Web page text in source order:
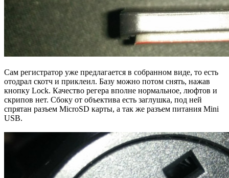
Сам регистратор уже предлагается в собранном виде, то есть
отодрал скотч и приклеил. Базу можно потом снять, нажав
кнопку Lock. Качество регера вполне нормальное, люфтов и
скрипов нет. Сбоку от объектива есть заглушка, под ней
спрятан разъем MicroSD карты, а так же разъем питания Mini
USB.